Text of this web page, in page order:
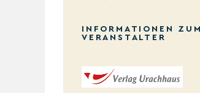
INFORMATIONEN ZUM
VERANSTALTER